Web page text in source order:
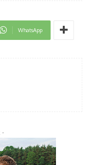
WhatsApp
-